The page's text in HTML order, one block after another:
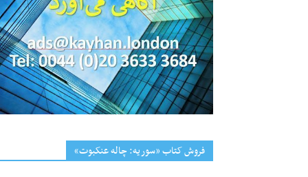
فروش کتاب «سوریه: چاله عنکبوت»